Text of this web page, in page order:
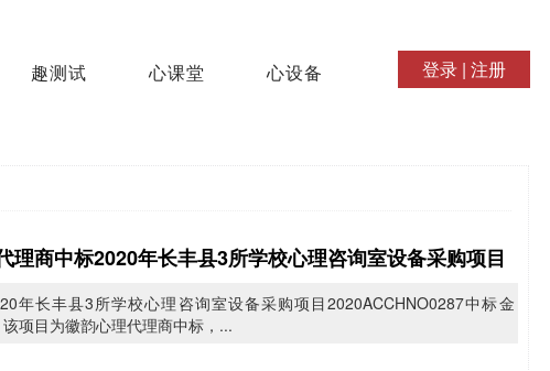
趣测试 心课堂 心设备 登录 | 注册
理商中标2020年长丰县3所学校心理咨询室设备采购项目
年长丰县3所学校心理咨询室设备采购项目2020ACCHNO0287中标金
项目为徽韵心理代理商中标，...